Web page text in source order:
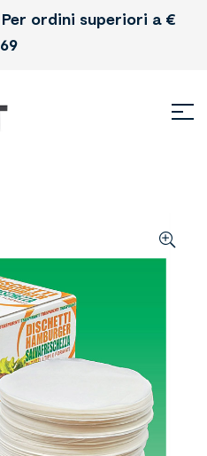
Per ordini superiori a €
69